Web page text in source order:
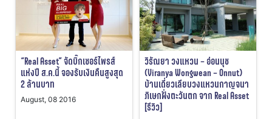
“Real Asset” จัดบิ๊กเซอร์ไพรส์
แห่งปี ส.ค.นี้ จองรับเงินคืนสูงสุด
2 ล้านบาท
August, 08 2016
วิรัณยา วงแหวน – อ่อนนุช
(Viranya Wongwean – Onnut)
บ้านเดี่ยวเลียบวงแหวนกาญจนา
ภิเษกฝั่งตะวันตก จาก Real Asset
[รีวิว]